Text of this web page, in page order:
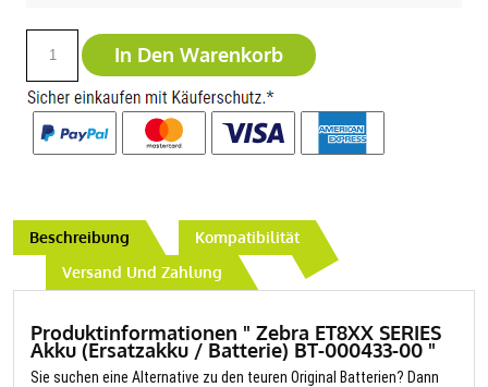
In Den Warenkorb
Beschreibung
Kompatibilität
Versand Und Zahlung
Produktinformationen " Zebra ET8XX SERIES
Akku (Ersatzakku / Batterie) BT-000433-00 "
Sie suchen eine Alternative zu den teuren Original Batterien? Dann